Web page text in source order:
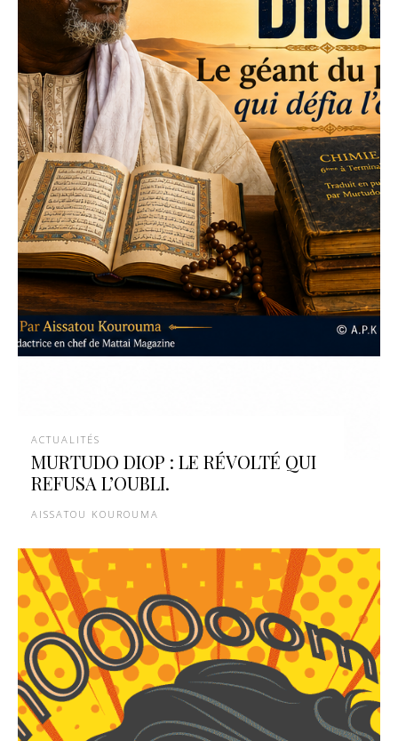
ACTUALITÉS
MURTUDO DIOP : LE RÉVOLTÉ QUI
REFUSA L’OUBLI.
AISSATOU KOUROUMA